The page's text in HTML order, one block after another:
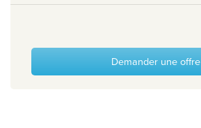
Contactez nousDemander une offre